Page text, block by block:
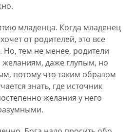
младенца. Когда младенец
от родителей, это все
Но, тем не менее, родители
желаниям, даже глупым, но
потому что таким образом
знать, где источник
желания у него